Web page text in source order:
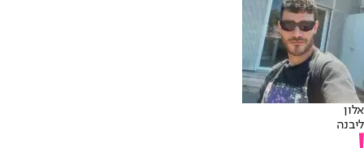
אלון
ליבנה